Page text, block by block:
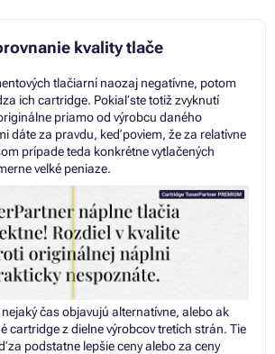
kvality tlače
tlačiarní naozaj negatívne, potom
ich cartridge. Pokiaľ ste totiž zvyknutí
priamo od výrobcu daného
dáte za pravdu, keď poviem, že za relatívne
prípade teda konkrétne vytlačených
veľké peniaze.
čas objavujú alternatívne, alebo ak
cartridge z dielne výrobcov tretích strán. Tie
podstatne lepšie ceny alebo za ceny